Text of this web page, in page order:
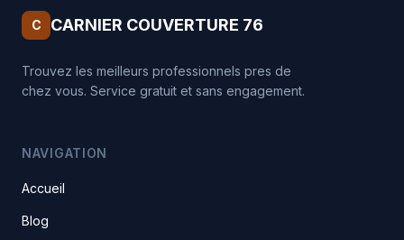
C CARNIER COUVERTURE 76
Trouvez les meilleurs professionnels pres de
chez vous. Service gratuit et sans engagement.
NAVIGATION
Accueil
Blog